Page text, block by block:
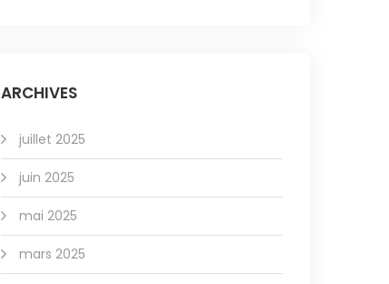
ARCHIVES
juillet 2025
juin 2025
mai 2025
mars 2025